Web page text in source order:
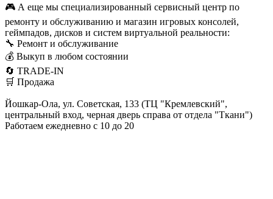
🎮 А еще мы специализированный сервисный центр по
ремонту и обслуживанию и магазин игровых консолей,
геймпадов, дисков и систем виртуальной реальности:
🔧 Ремонт и обслуживание
💰 Выкуп в любом состоянии
🔄 TRADE-IN
🛒 Продажа
Йошкар-Ола, ул. Советская, 133 (ТЦ "Кремлевский",
центральный вход, черная дверь справа от отдела "Ткани")
Работаем ежедневно с 10 до 20